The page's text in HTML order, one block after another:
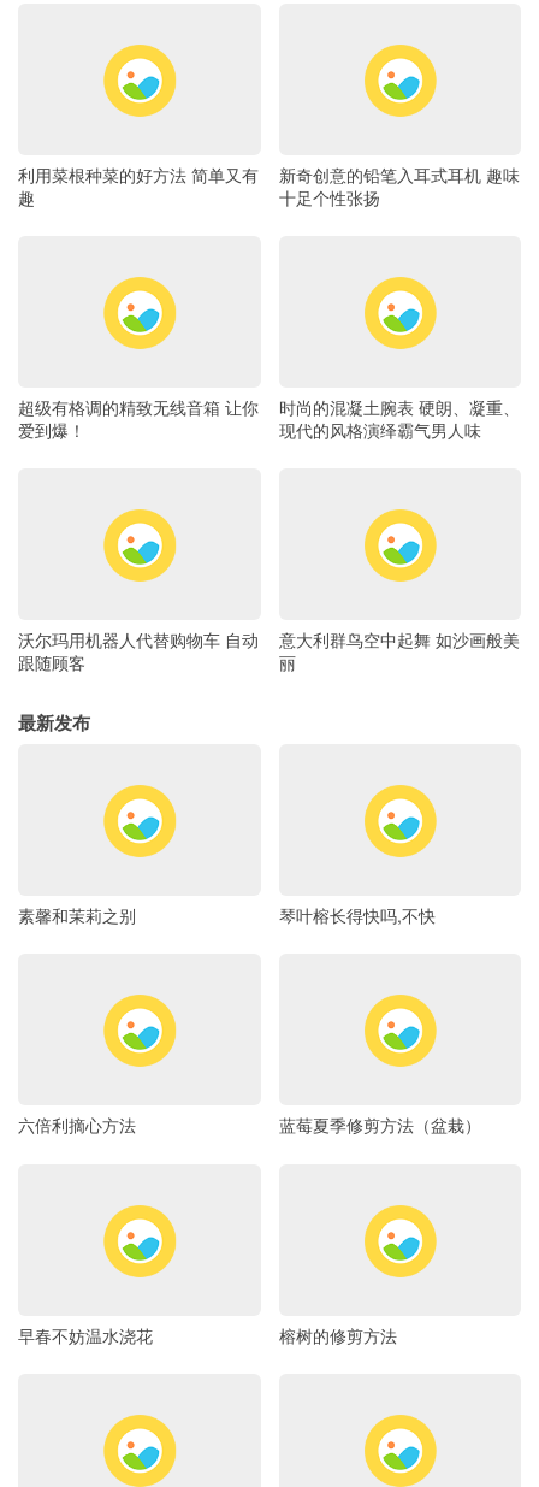
利用菜根种菜的好方法 简单又有
趣
新奇创意的铅笔入耳式耳机 趣味
十足个性张扬
超级有格调的精致无线音箱 让你
爱到爆！
时尚的混凝土腕表 硬朗、凝重、
现代的风格演绎霸气男人味
沃尔玛用机器人代替购物车 自动
跟随顾客
意大利群鸟空中起舞 如沙画般美
丽
最新发布
素馨和茉莉之别 琴叶榕长得快吗,不快
六倍利摘心方法 蓝莓夏季修剪方法（盆栽）
早春不妨温水浇花 榕树的修剪方法